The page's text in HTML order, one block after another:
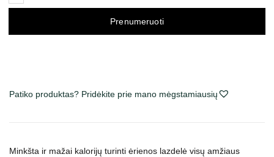
Prenumeruoti
Patiko produktas? Pridėkite prie mano mėgstamiausių
Minkšta ir mažai kalorijų turinti ėrienos lazdelė visų amžiaus